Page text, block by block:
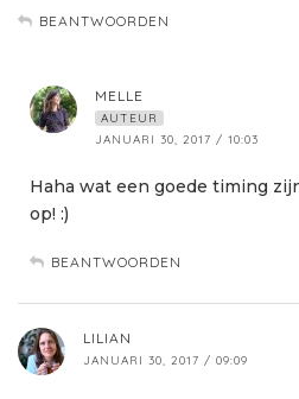
BEANTWOORDEN
MELLE
AUTEUR
JANUARI 30, 2017 / 10:03
Haha wat een goede timing
op! :)
BEANTWOORDEN
LILIAN
JANUARI 30, 2017 / 09:09